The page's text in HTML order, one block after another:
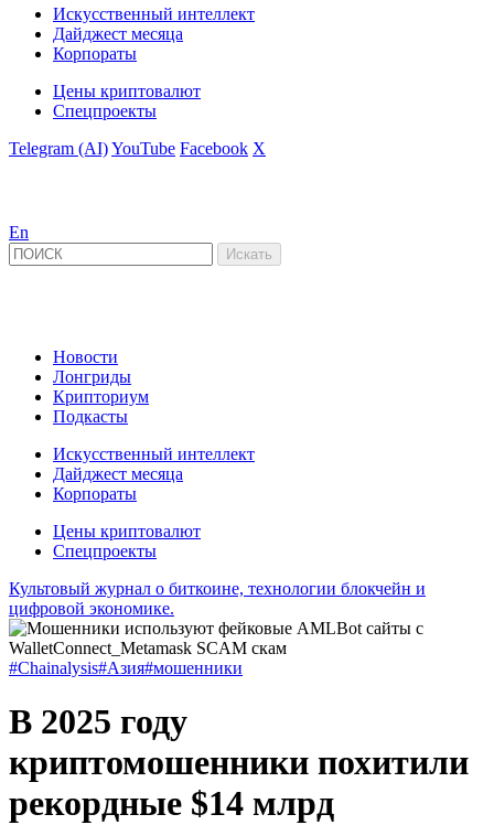
Искусственный интеллект
Дайджест месяца
Корпораты
Цены криптовалют
Спецпроекты
Telegram (AI)YouTube Facebook X
En
Новости
Лонгриды
Крипториум
Подкасты
Искусственный интеллект
Дайджест месяца
Корпораты
Цены криптовалют
Спецпроекты
Культовый журнал о биткоине, технологии блокчейн и
цифровой экономике.
#Chainalysis#Азия#мошенники
В 2025 году
криптомошенники похитили
рекордные $14 млрд